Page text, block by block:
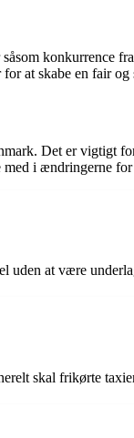
konkurrence
at skabe en fair
Det er vigtigt
i ændringerne
at være
skal frikørte